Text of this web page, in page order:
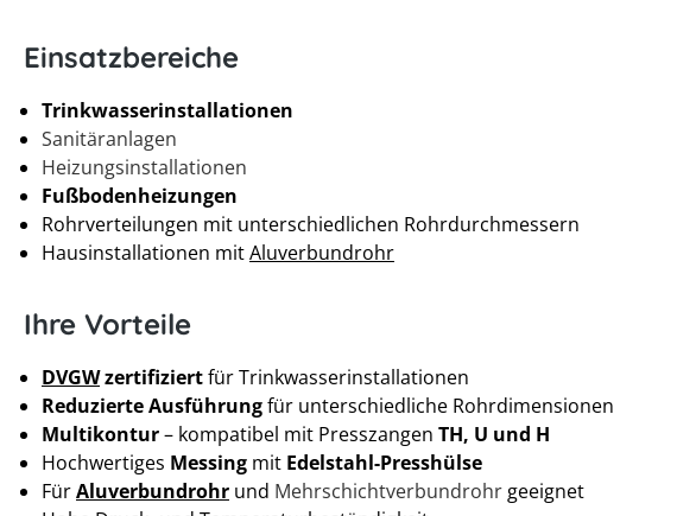
Einsatzbereiche
Trinkwasserinstallationen
Sanitäranlagen
Heizungsinstallationen
Fußbodenheizungen
Rohrverteilungen mit unterschiedlichen Rohrdurchmessern
Hausinstallationen mitAluverbundrohr
Ihre Vorteile
DVGWzertifiziertfür Trinkwasserinstallationen
Reduzierte Ausführungfür unterschiedliche Rohrdimensionen
Multikontur– kompatibel mit Presszangen TH, U und H
Hochwertiges Messing mit Edelstahl-Presshülse
FürAluverbundrohr und Mehrschichtverbundrohr geeignet